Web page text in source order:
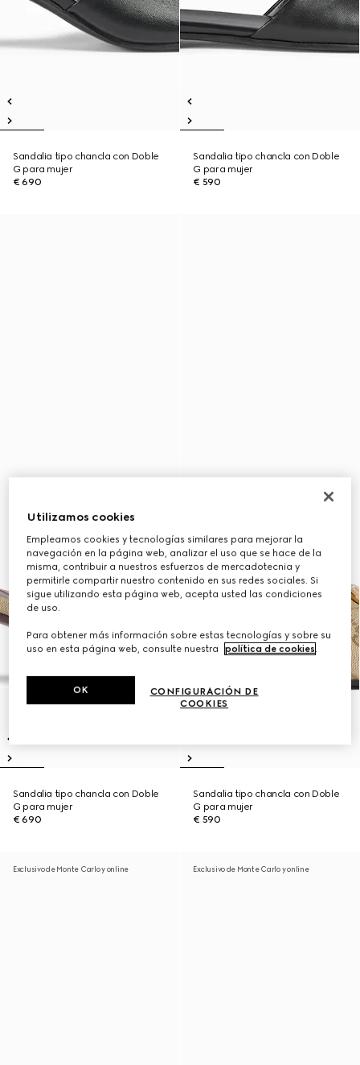
Sandalia tipo chancla con Doble
G para mujer
€ 690
Sandalia tipo chancla con Doble
G para mujer
€ 590
Sandalia tipo chancla con Doble
G para mujer
€ 690
Sandalia tipo chancla con Doble
G para mujer
€ 590
Exclusivo de Monte Carlo y online Exclusivo de Monte Carlo y online
Utilizamos cookies
Empleamos cookies y tecnologías similares para mejorar la
navegación en la página web, analizar el uso que se hace de la
misma, contribuir a nuestros esfuerzos de mercadotecnia y
permitirle compartir nuestro contenido en sus redes sociales. Si
sigue utilizando esta página web, acepta usted las condiciones
de uso.
Para obtener más información sobre estas tecnologías y sobre su
uso en esta página web, consulte nuestra
política de cookies.
CONFIGURACIÓN DE
COOKIES
OK